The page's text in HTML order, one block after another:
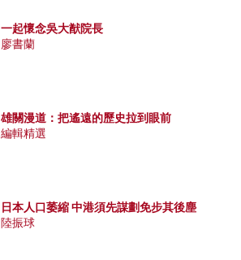
一起懷念吳大猷院長
廖書蘭
雄關漫道：把遙遠的歷史拉到眼前
編輯精選
日本人口萎縮 中港須先謀劃免步其後塵
陸振球